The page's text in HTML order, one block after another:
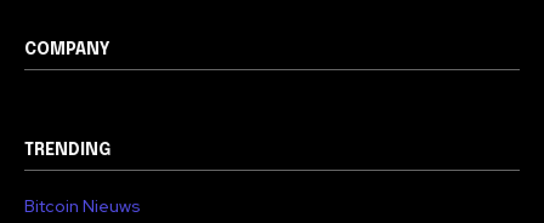
COMPANY
TRENDING
Bitcoin Nieuws